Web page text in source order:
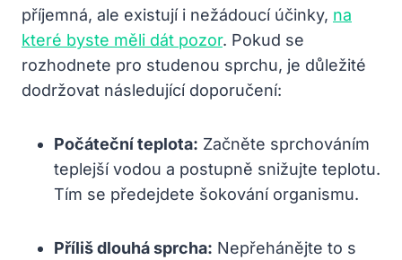
příjemná, ale existují i nežádoucí účinky, na
které byste měli dát pozor. Pokud se
rozhodnete pro studenou sprchu, je důležité
dodržovat následující doporučení:
Počáteční teplota: Začněte sprchováním
teplejší vodou a postupně snižujte teplotu.
Tím se předejdete šokování organismu.
Příliš dlouhá sprcha: Nepřehánějte to s